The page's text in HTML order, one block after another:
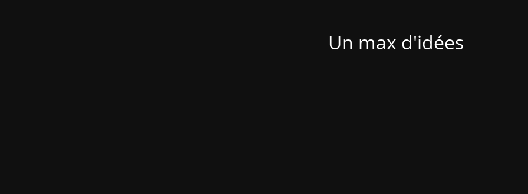
Un max d'idées